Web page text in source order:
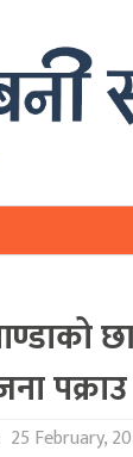
पक्राउ
25 February,